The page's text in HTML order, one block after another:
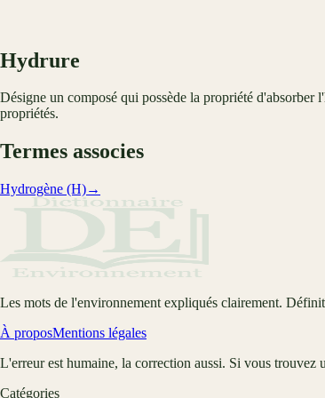
Hydrure
Désigne un composé qui possède la propriété
propriétés.
Termes associes
Hydrogène (H)→
Les mots de l'environnement expliqués clairement.
À proposMentions légales
L'erreur est humaine, la correction aussi. Si vous trouvez
Catégories